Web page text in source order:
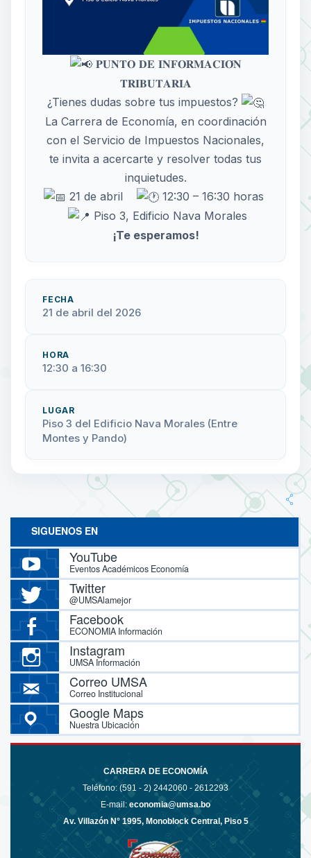
𝐏𝐔𝐍𝐓𝐎 𝐃𝐄 𝐈𝐍𝐅𝐎𝐑𝐌𝐀𝐂𝐈𝐎́𝐍
𝐓𝐑𝐈𝐁𝐔𝐓𝐀𝐑𝐈𝐀
¿Tienes dudas sobre tus impuestos?
La Carrera de Economía, en coordinación
con el Servicio de Impuestos Nacionales,
te invita a acercarte y resolver todas tus
inquietudes.
21 de abril
12:30 – 16:30 horas
Piso 3, Edificio Nava Morales
¡Te esperamos!
FECHA
21 de abril del 2026
HORA
12:30 a 16:30
LUGAR
Piso 3 del Edificio Nava Morales (Entre
Montes y Pando)
SIGUENOS EN
YouTube
Eventos Académicos Economía
Twitter
@UMSAlamejor
Facebook
ECONOMIA Información
Instagram
UMSA Información
Correo UMSA
Correo Institucional
Google Maps
Nuestra Ubicación
CARRERA DE ECONOMÍA
Teléfono: (591 - 2) 2442060 - 2612293
E-mail: economia@umsa.bo
Av. Villazón N° 1995, Monoblock Central, Piso 5